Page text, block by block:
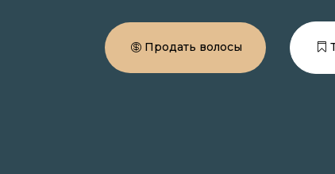
Продать волосы